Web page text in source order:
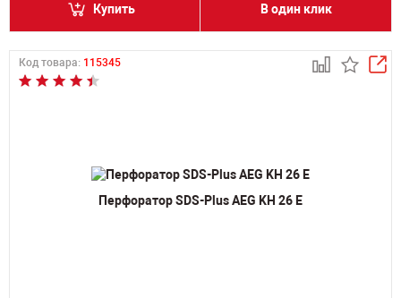
Купить В один клик
Код товара: 115345
Перфоратор SDS-Plus AEG KH 26 E